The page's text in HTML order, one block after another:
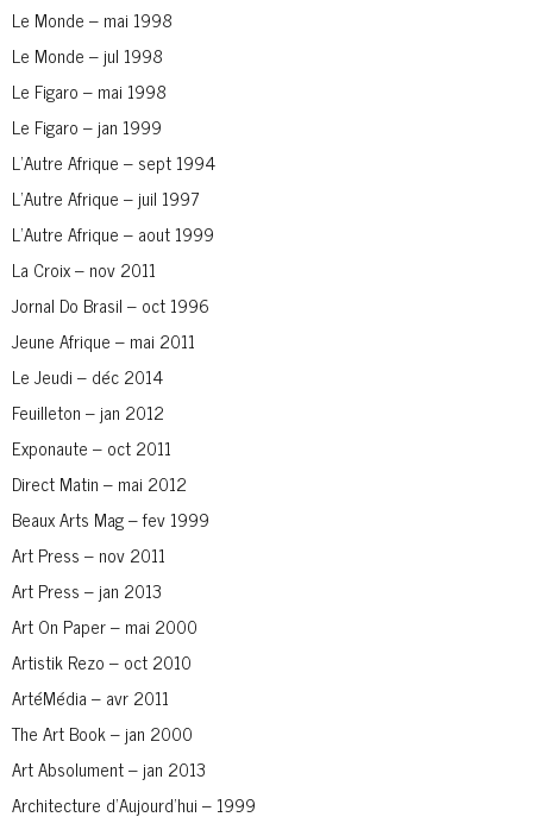
Le Monde – mai 1998
Le Monde – jul 1998
Le Figaro – mai 1998
Le Figaro – jan 1999
L’Autre Afrique – sept 1994
L’Autre Afrique – juil 1997
L’Autre Afrique – aout 1999
La Croix – nov 2011
Jornal Do Brasil – oct 1996
Jeune Afrique – mai 2011
Le Jeudi – déc 2014
Feuilleton – jan 2012
Exponaute – oct 2011
Direct Matin – mai 2012
Beaux Arts Mag – fev 1999
Art Press – nov 2011
Art Press – jan 2013
Art On Paper – mai 2000
Artistik Rezo – oct 2010
ArtéMédia – avr 2011
The Art Book – jan 2000
Art Absolument – jan 2013
Architecture d’Aujourd’hui – 1999